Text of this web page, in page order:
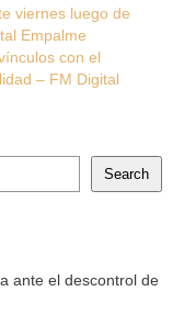
viernes luego de
Empalme
con el
– FM Digital
Search
ante el descontrol de